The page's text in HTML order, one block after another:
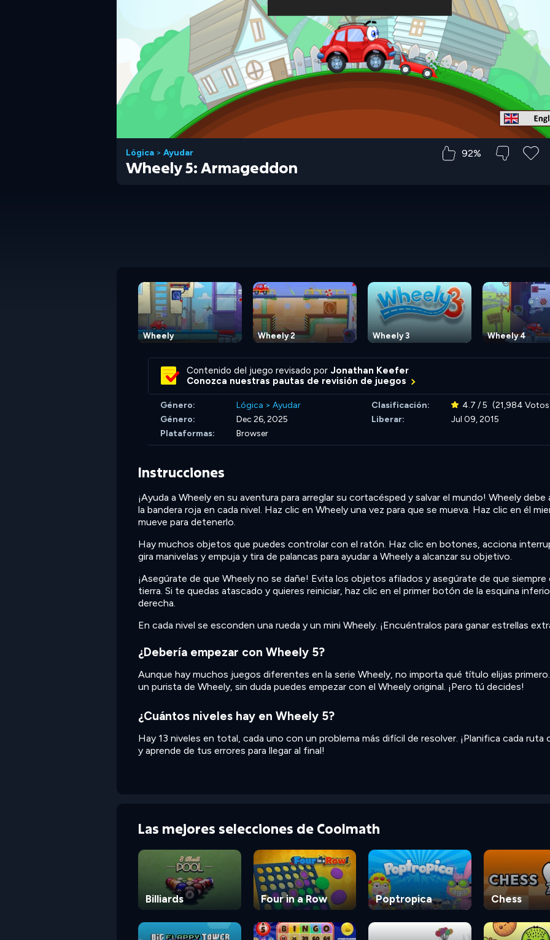
Lógica > Ayudar 92%
Wheely 5: Armageddon
Wheely Wheely 2 Wheely 3 Wheely 4
Contenido del juego revisado por Jonathan Keefer
Conozca nuestras pautas de revisión de juegos
Género: Lógica > Ayudar Clasificación: 4.7 / 5 (21,984
Género:
Dec 26, 2025 Liberar:
Jul 09, 2015
Plataformas:
Browser
Instrucciones
¡Ayuda a Wheely en su aventura para arreglar su cortacésped y salvar el mundo! Wheely debe
la bandera roja en cada nivel. Haz clic en Wheely una vez para que se mueva. Haz clic en él
mueve para detenerlo.
Hay muchos objetos que puedes controlar con el ratón. Haz clic en botones, acciona
gira manivelas y empuja y tira de palancas para ayudar a Wheely a alcanzar su objetivo.
¡Asegúrate de que Wheely no se dañe! Evita los objetos afilados y asegúrate de que
tierra. Si te quedas atascado y quieres reiniciar, haz clic en el primer botón de la esquina
derecha.
En cada nivel se esconden una rueda y un mini Wheely. ¡Encuéntralos para ganar estrellas
¿Debería empezar con Wheely 5?
Aunque hay muchos juegos diferentes en la serie Wheely, no importa qué título elijas
un purista de Wheely, sin duda puedes empezar con el Wheely original. ¡Pero tú decides!
¿Cuántos niveles hay en Wheely 5?
Hay 13 niveles en total, cada uno con un problema más difícil de resolver. ¡Planifica cada ruta
y aprende de tus errores para llegar al final!
Las mejores selecciones de Coolmath
Billiards Four in a Row Poptropica Chess